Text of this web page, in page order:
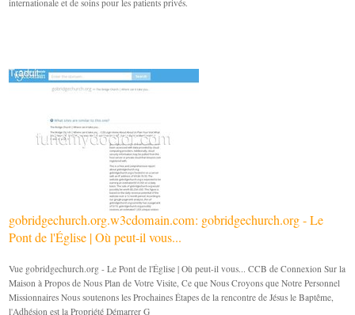
internationale et de soins pour les patients privés.
gobridgechurch.org.w3cdomain.com: gobridgechurch.org - Le
Pont de l'Église | Où peut-il vous...
Vue gobridgechurch.org - Le Pont de l'Église | Où peut-il vous... CCB de Connexion Sur la
Maison à Propos de Nous Plan de Votre Visite, Ce que Nous Croyons que Notre Personnel
Missionnaires Nous soutenons les Prochaines Étapes de la rencontre de Jésus le Baptême,
l'Adhésion est la Propriété Démarrer G